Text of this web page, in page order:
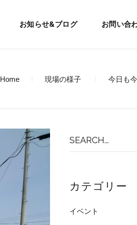
お知らせ&ブログ お問い合
Home 現場の様子 今日も
カテゴリー
イベント